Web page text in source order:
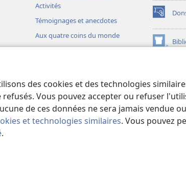
des cookies et des technologies
Vous pouvez accepter ou refuser
de ces données ne sera jamais vendue
et technologies similaires. Vous pouvez
.
Activités
Témoignages et anecdotes
Aux quatre coins du monde
(ouvre
une
nouvelle
fenêtre)
(ouvre